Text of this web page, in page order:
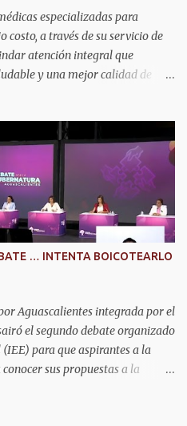
"Bajo el liderazgo de la
especializadas para
a través de su servicio de
atención integral que
y una mejor calidad de
el diagnóstico y tratamiento
en las personas mayores de 60
deterioro cognitivo y
"Nuestros adultos mayores
y merecen todo nuestro respeto,
en el DIF Estatal impulsamos
su salud y a vivir esta etapa con
al servicio, las y los
de Servi...
… INTENTA BOICOTEARLO
Aguascalientes integrada por el
el segundo debate organizado
para que aspirantes a la
sus propuestas a la